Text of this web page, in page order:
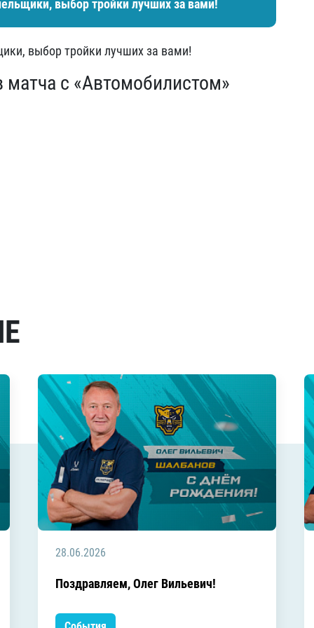
выбор тройки лучших за вами!
выбор тройки лучших за вами!
матча с «Автомобилистом»
28.06.2026
Поздравляем, Олег Вильевич!